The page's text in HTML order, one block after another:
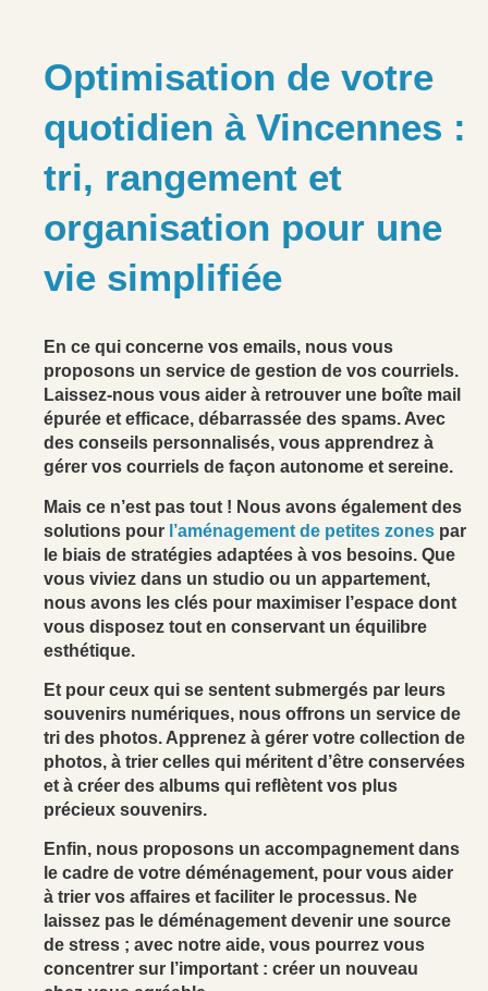
Optimisation de votre
quotidien à Vincennes :
tri, rangement et
organisation pour une
vie simplifiée
En ce qui concerne vos emails, nous vous
proposons un service de gestion de vos courriels.
Laissez-nous vous aider à retrouver une boîte mail
épurée et efficace, débarrassée des spams. Avec
des conseils personnalisés, vous apprendrez à
gérer vos courriels de façon autonome et sereine.
Mais ce n’est pas tout ! Nous avons également des
solutions pour l’aménagement de petites zones par
le biais de stratégies adaptées à vos besoins. Que
vous viviez dans un studio ou un appartement,
nous avons les clés pour maximiser l’espace dont
vous disposez tout en conservant un équilibre
esthétique.
Et pour ceux qui se sentent submergés par leurs
souvenirs numériques, nous offrons un service de
tri des photos. Apprenez à gérer votre collection de
photos, à trier celles qui méritent d’être conservées
et à créer des albums qui reflètent vos plus
précieux souvenirs.
Enfin, nous proposons un accompagnement dans
le cadre de votre déménagement, pour vous aider
à trier vos affaires et faciliter le processus. Ne
laissez pas le déménagement devenir une source
de stress ; avec notre aide, vous pourrez vous
concentrer sur l’important : créer un nouveau